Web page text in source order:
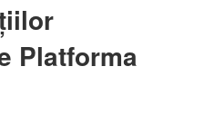
Platforma